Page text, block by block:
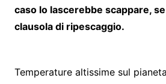
caso lo lascerebbe scappare,
clausola di ripescaggio.
Temperature altissime sul